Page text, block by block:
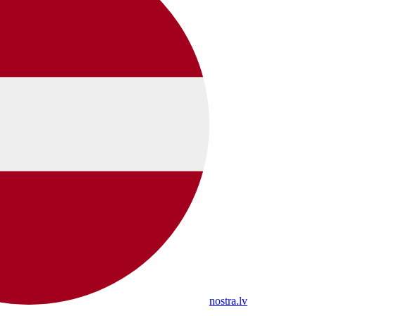
nostra.lv